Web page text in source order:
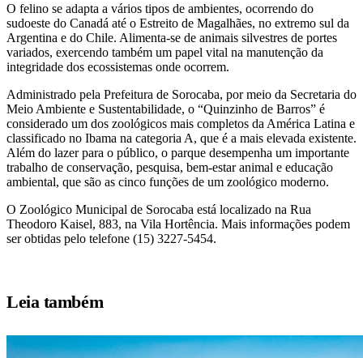
O felino se adapta a vários tipos de ambientes, ocorrendo do
sudoeste do Canadá até o Estreito de Magalhães, no extremo sul da
Argentina e do Chile. Alimenta-se de animais silvestres de portes
variados, exercendo também um papel vital na manutenção da
integridade dos ecossistemas onde ocorrem.
Administrado pela Prefeitura de Sorocaba, por meio da Secretaria do
Meio Ambiente e Sustentabilidade, o “Quinzinho de Barros” é
considerado um dos zoológicos mais completos da América Latina e
classificado no Ibama na categoria A, que é a mais elevada existente.
Além do lazer para o público, o parque desempenha um importante
trabalho de conservação, pesquisa, bem-estar animal e educação
ambiental, que são as cinco funções de um zoológico moderno.
O Zoológico Municipal de Sorocaba está localizado na Rua
Theodoro Kaisel, 883, na Vila Hortência. Mais informações podem
ser obtidas pelo telefone (15) 3227-5454.
Leia também